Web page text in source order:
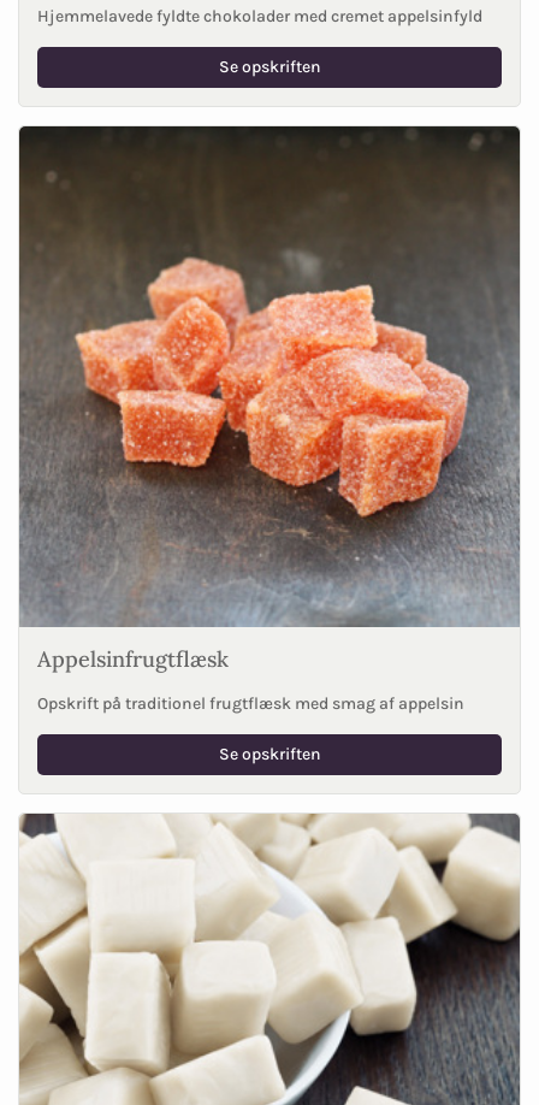
Hjemmelavede fyldte chokolader med cremet appelsinfyld
Se opskriften
Appelsinfrugtflæsk
Opskrift på traditionel frugtflæsk med smag af appelsin
Se opskriften